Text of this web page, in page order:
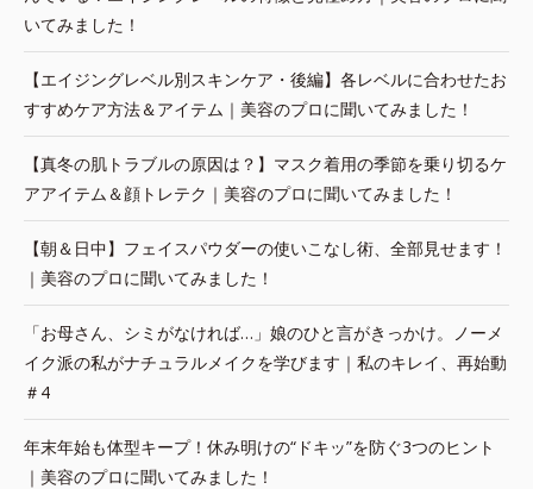
いてみました！
【エイジングレベル別スキンケア・後編】各レベルに合わせたお
すすめケア方法＆アイテム｜美容のプロに聞いてみました！
【真冬の肌トラブルの原因は？】マスク着用の季節を乗り切るケ
アアイテム＆顔トレテク｜美容のプロに聞いてみました！
【朝＆日中】フェイスパウダーの使いこなし術、全部見せます！
｜美容のプロに聞いてみました！
「お母さん、シミがなければ…」娘のひと言がきっかけ。ノーメ
イク派の私がナチュラルメイクを学びます｜私のキレイ、再始動
＃4
年末年始も体型キープ！休み明けの“ドキッ”を防ぐ3つのヒント
｜美容のプロに聞いてみました！